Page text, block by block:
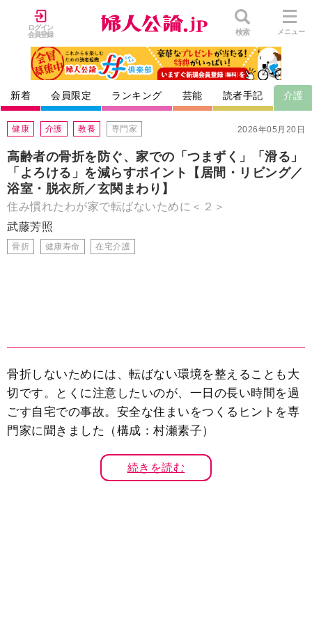
ログイン
会員登録
検索 メニュー
新着 会員限定 ランキング 芸能 読者手記 介護
2026年05月20日
健康 介護 教養 専門家
高齢者の骨折を防ぐ、家での「つまずく」「滑る」
「よろける」を減らすポイント【居間・リビング／
浴室・脱衣所／玄関まわり】
住み慣れたわが家で転ばないために＜２＞
武藤芳照
骨折 健康寿命 在宅介護
骨折しないためには、転ばない環境を整えることも大
切です。とくに注意したいのが、一日の長い時間を過
ごす自宅での事故。安全な住まいをつくるヒントを専
門家に聞きました（構成：村瀬素子）
続きを読む